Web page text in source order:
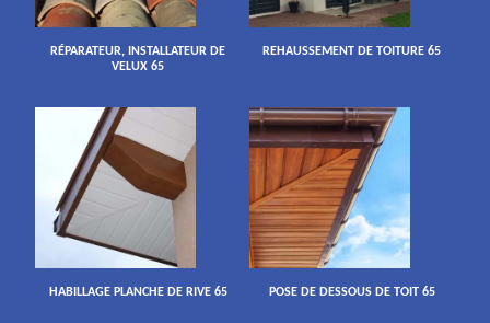
RÉPARATEUR, INSTALLATEUR DE
VELUX 65
REHAUSSEMENT DE TOITURE 65
HABILLAGE PLANCHE DE RIVE 65 POSE DE DESSOUS DE TOIT 65